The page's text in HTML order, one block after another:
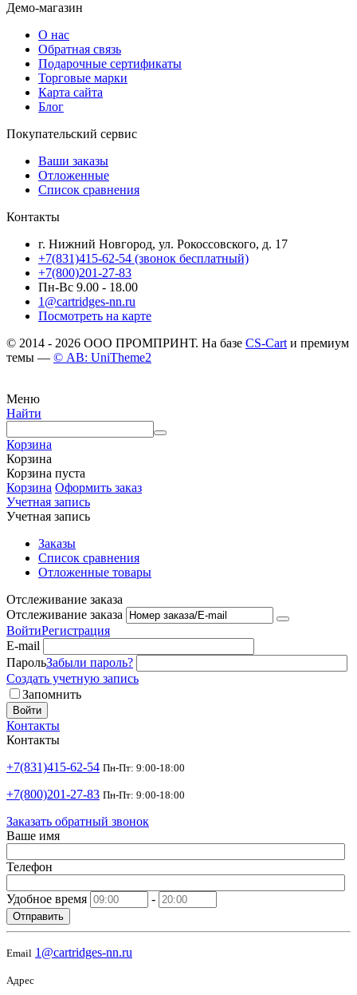
Демо-магазин
О нас
Обратная связь
Подарочные сертификаты
Торговые марки
Карта сайта
Блог
Покупательский сервис
Ваши заказы
Отложенные
Список сравнения
Контакты
г. Нижний Новгород, ул. Рокоссовского, д. 17
+7(831)415-62-54 (звонок бесплатный)
+7(800)201-27-83
Пн-Вс 9.00 - 18.00
1@cartridges-nn.ru
Посмотреть на карте
© 2014 - 2026 ООО ПРОМПРИНТ. На базе CS-Cartи премиум
темы — © AB: UniTheme2
Меню
Найти
Корзина
Корзина
Корзина пуста
Корзина Оформить заказ
Учетная запись
Учетная запись
Заказы
Список сравнения
Отложенные товары
Отслеживание заказа
Отслеживание заказа
ВойтиРегистрация
E-mail
ПарольЗабыли пароль?
Создать учетную запись
Запомнить
Войти
Контакты
Контакты
+7(831)415-62-54 Пн-Пт: 9:00-18:00
+7(800)201-27-83 Пн-Пт: 9:00-18:00
Заказать обратный звонок
Ваше имя
Телефон
Удобное время -
Отправить
Email 1@cartridges-nn.ru
Адрес